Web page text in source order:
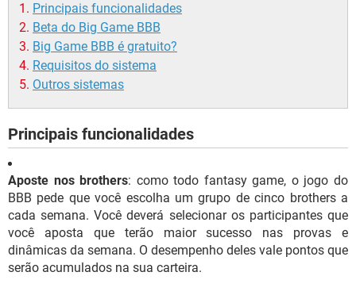
Principais funcionalidades
Beta do Big Game BBB
Big Game BBB é gratuito?
Requisitos do sistema
Outros sistemas
Principais funcionalidades
Aposte nos brothers: como todo fantasy game, o jogo do
BBB pede que você escolha um grupo de cinco brothers a
cada semana. Você deverá selecionar os participantes que
você aposta que terão maior sucesso nas provas e
dinâmicas da semana. O desempenho deles vale pontos que
serão acumulados na sua carteira.